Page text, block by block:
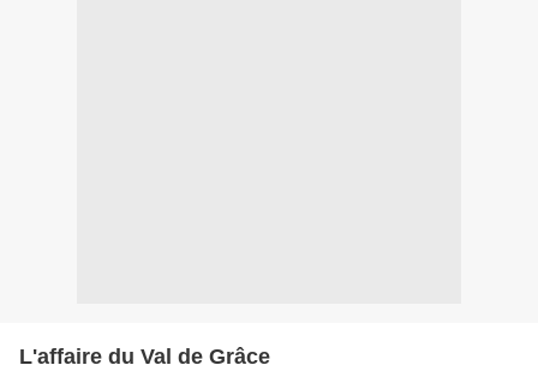
L'affaire du Val de Grâce